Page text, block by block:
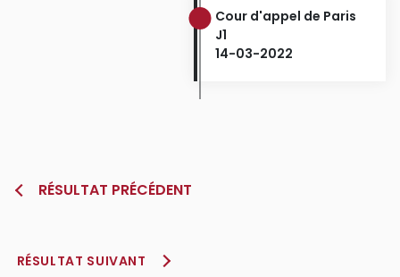
Cour d'appel de Paris
J1
14-03-2022
RÉSULTAT PRÉCÉDENT
RÉSULTAT SUIVANT